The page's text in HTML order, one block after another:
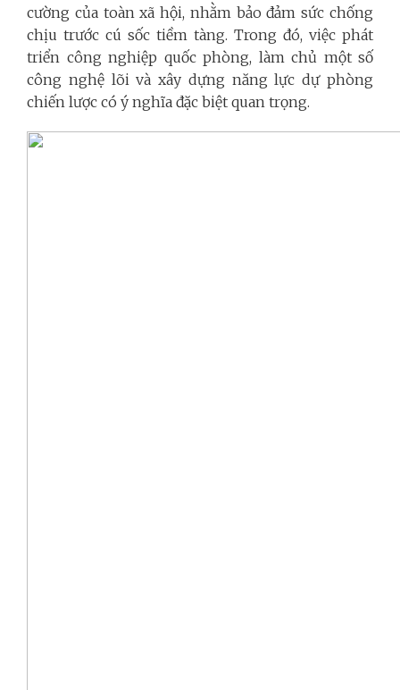
cường của toàn xã hội, nhằm bảo đảm sức chống
chịu trước cú sốc tiềm tàng. Trong đó, việc phát
triển công nghiệp quốc phòng, làm chủ một số
công nghệ lõi và xây dựng năng lực dự phòng
chiến lược có ý nghĩa đặc biệt quan trọng.